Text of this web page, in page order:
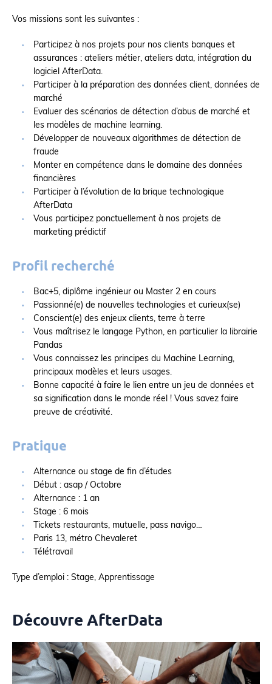
Vos missions sont les suivantes :
Participez à nos projets pour nos clients banques et
assurances : ateliers métier, ateliers data, intégration du
logiciel AfterData.
Participer à la préparation des données client, données de
marché
Evaluer des scénarios de détection d’abus de marché et
les modèles de machine learning.
Développer de nouveaux algorithmes de détection de
fraude
Monter en compétence dans le domaine des données
financières
Participer à l’évolution de la brique technologique
AfterData
Vous participez ponctuellement à nos projets de
marketing prédictif
Profil recherché
Bac+5, diplôme ingénieur ou Master 2 en cours
Passionné(e) de nouvelles technologies et curieux(se)
Conscient(e) des enjeux clients, terre à terre
Vous maîtrisez le langage Python, en particulier la librairie
Pandas
Vous connaissez les principes du Machine Learning,
principaux modèles et leurs usages.
Bonne capacité à faire le lien entre un jeu de données et
sa signification dans le monde réel ! Vous savez faire
preuve de créativité.
Pratique
Alternance ou stage de fin d’études
Début : asap / Octobre
Alternance : 1 an
Stage : 6 mois
Tickets restaurants, mutuelle, pass navigo…
Paris 13, métro Chevaleret
Télétravail
Type d’emploi : Stage, Apprentissage
Découvre AfterData